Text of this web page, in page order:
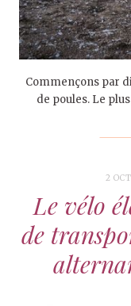
Commençons par
de poules. Le
2
Le vélo
de